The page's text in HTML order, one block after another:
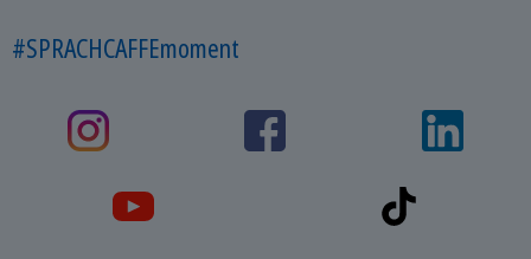
#SPRACHCAFFEmoment